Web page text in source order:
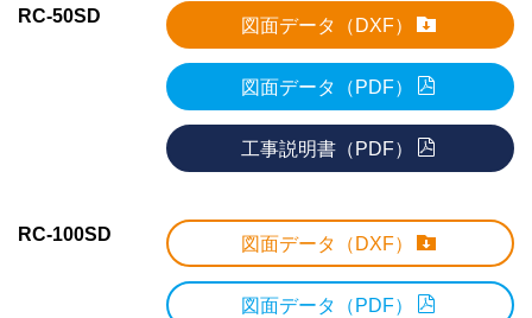
RC-50SD 図面データ（DXF）
図面データ（PDF）
工事説明書（PDF）
RC-100SD 図面データ（DXF）
図面データ（PDF）